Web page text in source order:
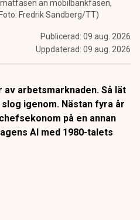
än mobilbankfasen,
Fredrik Sandberg/TT)
Publicerad: 09 aug. 2026
Uppdaterad: 09 aug. 2026
arbetsmarknaden. Så lät
igenom. Nästan fyra år
på en annan
AI med 1980-talets